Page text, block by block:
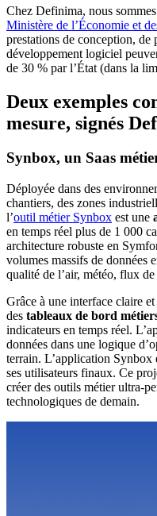
Chez Definima, nous
Ministère de l’Économie et
prestations de conception,
développement logiciel
de 30 % par l’État (dans la
Deux exemples
mesure, signés
Synbox, un Saas
Déployée dans des
chantiers, des zones
l’outil métier Synbox est une
en temps réel plus de 1 000
architecture robuste en
volumes massifs de données
qualité de l’air, météo, flux
Grâce à une interface claire
des tableaux de bord
indicateurs en temps réel.
données dans une logique
terrain. L’application Synbox
ses utilisateurs finaux. Ce
créer des outils métier ultra-
technologiques de demain.